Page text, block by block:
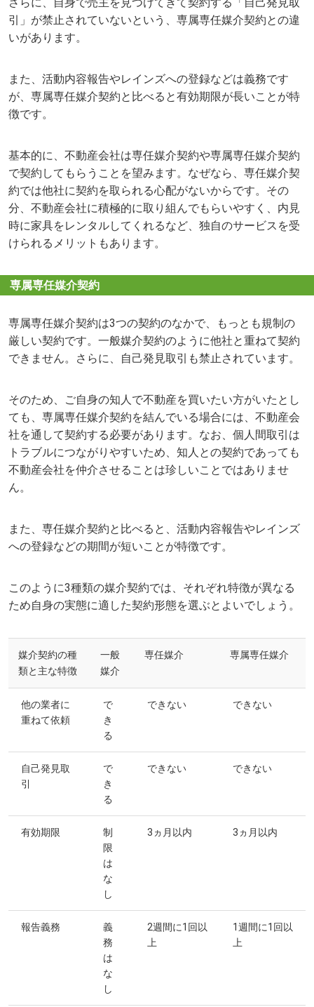
引」が禁止されていないという、専属専任媒介契約との違
いがあります。
また、活動内容報告やレインズへの登録などは義務です
が、専属専任媒介契約と比べると有効期限が長いことが特
徴です。
基本的に、不動産会社は専任媒介契約や専属専任媒介契約
で契約してもらうことを望みます。なぜなら、専任媒介契
約では他社に契約を取られる心配がないからです。その
分、不動産会社に積極的に取り組んでもらいやすく、内見
時に家具をレンタルしてくれるなど、独自のサービスを受
けられるメリットもあります。
専属専任媒介契約
専属専任媒介契約は3つの契約のなかで、もっとも規制の
厳しい契約です。一般媒介契約のように他社と重ねて契約
できません。さらに、自己発見取引も禁止されています。
そのため、ご自身の知人で不動産を買いたい方がいたとし
ても、専属専任媒介契約を結んでいる場合には、不動産会
社を通して契約する必要があります。なお、個人間取引は
トラブルにつながりやすいため、知人との契約であっても
不動産会社を仲介させることは珍しいことではありませ
ん。
また、専任媒介契約と比べると、活動内容報告やレインズ
への登録などの期間が短いことが特徴です。
このように3種類の媒介契約では、それぞれ特徴が異なる
ため自身の実態に適した契約形態を選ぶとよいでしょう。
媒介契約の種
類と主な特徴
一般
媒介
専任媒介 専属専任媒介
他の業者に
重ねて依頼
で
き
る
できない できない
自己発見取
引
で
き
る
できない できない
有効期限
制
限
は
な
し
3ヵ月以内 3ヵ月以内
報告義務
義
務
は
な
し
2週間に1回以
上
1週間に1回以
上